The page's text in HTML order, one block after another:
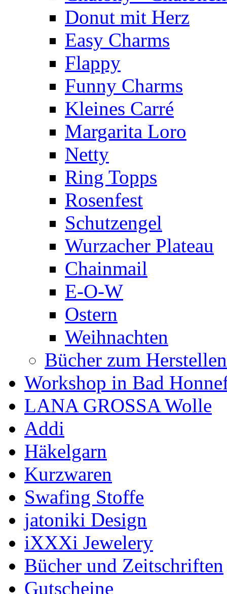
Donut mit Herz
Easy Charms
Flappy
Funny Charms
Kleines Carré
Margarita Loro
Netty
Ring Topps
Rosenfest
Schutzengel
Wurzacher Plateau
Chainmail
E-O-W
Ostern
Weihnachten
Bücher zum
Workshop in Bad
LANA GROSSA Wolle
Addi
Häkelgarn
Kurzwaren
Swafing Stoffe
jatoniki Design
iXXXi Jewelery
Bücher und Zeitschriften
Gutscheine